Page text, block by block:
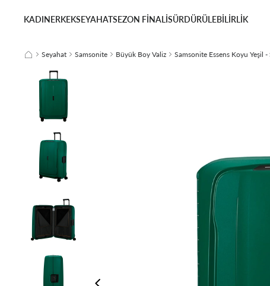
KADINERKEKSEYAHATSEZON FİNALİSÜRDÜRÜLEBİLİRLİK
Seyahat Samsonite Büyük Boy Valiz Samsonite Essens Koyu Yeşil